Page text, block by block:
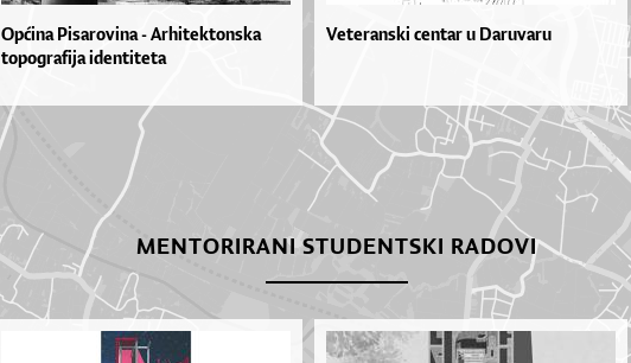
Općina Pisarovina - Arhitektonska
topografija identiteta
Veteranski centar u Daruvaru
MENTORIRANI STUDENTSKI RADOVI